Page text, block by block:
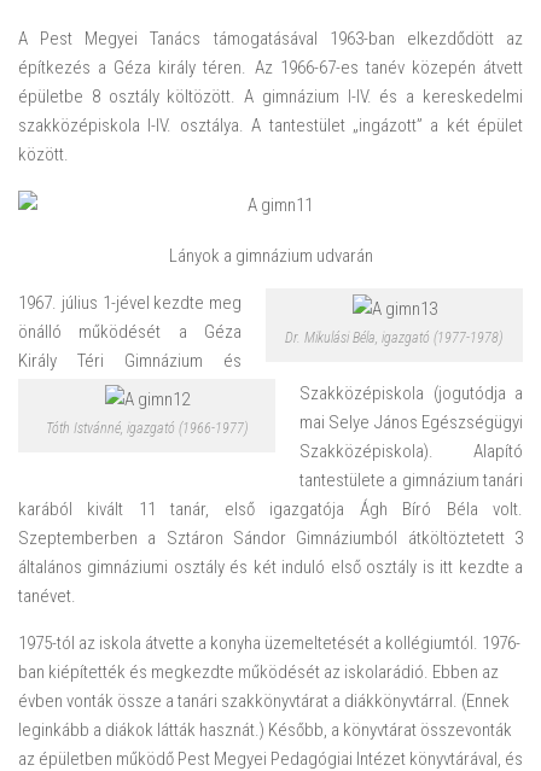
A Pest Megyei Tanács támogatásával 1963-ban elkezdődött az
építkezés a Géza király téren. Az 1966-67-es tanév közepén átvett
épületbe 8 osztály költözött. A gimnázium I-IV. és a kereskedelmi
szakközépiskola I-IV. osztálya. A tantestület „ingázott” a két épület
között.
Lányok a gimnázium udvarán
Dr. Mikulási Béla, igazgató (1977-1978)
Tóth Istvánné, igazgató (1966-1977)
1967. július 1-jével kezdte meg
önálló működését a Géza
Király Téri Gimnázium és
Szakközépiskola (jogutódja a
mai Selye János Egészségügyi
Szakközépiskola). Alapító
tantestülete a gimnázium tanári
karából kivált 11 tanár, első igazgatója Ágh Bíró Béla volt.
Szeptemberben a Sztáron Sándor Gimnáziumból átköltöztetett 3
általános gimnáziumi osztály és két induló első osztály is itt kezdte a
tanévet.
1975-tól az iskola átvette a konyha üzemeltetését a kollégiumtól. 1976-
ban kiépítették és megkezdte működését az iskolarádió. Ebben az
évben vonták össze a tanári szakkönyvtárat a diákkönyvtárral. (Ennek
leginkább a diákok látták hasznát.) Később, a könyvtárat összevonták
az épületben működő Pest Megyei Pedagógiai Intézet könyvtárával, és